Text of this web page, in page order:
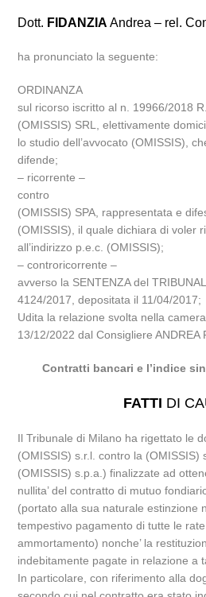
Dott. FIDANZIA Andrea – rel.
ha pronunciato la seguente:
ORDINANZA
sul ricorso iscritto al n. 19966/2018
(OMISSIS) SRL, elettivamente
lo studio dell’avvocato (OMISSIS),
difende;
– ricorrente –
contro
(OMISSIS) SPA, rappresentata e
(OMISSIS), il quale dichiara di voler
all’indirizzo p.e.c. (OMISSIS);
– controricorrente –
avverso la SENTENZA del
4124/2017, depositata il 11/04/2017;
Udita la relazione svolta nella
13/12/2022 dal Consigliere ANDREA
Contratti bancari e l’indice
FATTI DI
Il Tribunale di Milano ha rigettato le
(OMISSIS) s.r.l. contro la
(OMISSIS) s.p.a.) finalizzate ad
nullita’ del contratto di mutuo
(portato alla sua naturale estinzione
tempestivo pagamento di tutte le
ammortamento) nonche’ la
indebitamente pagate in relazione a
In particolare, con riferimento alla